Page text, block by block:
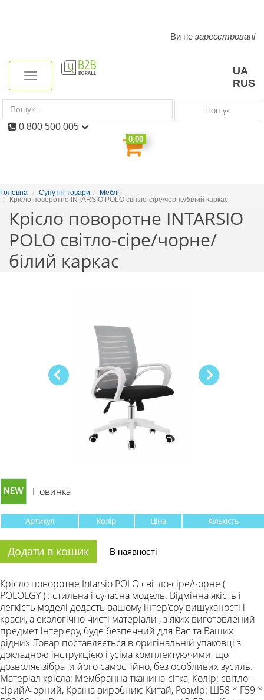
navigation
Toggle
UA
RUS
Пошук
0,00
Ви не зареєстровані
0 800 500 005
Головна Супутні товари
Меблі
Крісло поворотне INTARSIO POLO світло-сіре/чорне/білий каркас
Крісло поворотне INTARSIO
POLO світло-сіре/чорне/
білий каркас
Новинка
Артикул Колір Ціна Кількість
Додати в кошик В наявності
Крісло поворотне Intarsio POLO світло-сіре/чорне (
POLOLGY ) : стильна і сучасна модель. Відмінна якість і
легкість моделі додасть вашому інтер'єру вишуканості і
краси, а екологічно чисті матеріали , з яких виготовлений
предмет інтер'єру, буде безпечний для Вас та Ваших
рідних .Товар поставляється в оригінальній упаковці з
докладною інструкцією і усіма комплектуючими, що
дозволяє зібрати його самостійно, без особливих зусиль.
Матеріал крісла: Мембранна тканина-сітка, Колір: світло-
сірий/чорний, Країна виробник: Китай, Розмір: Ш58 * Г59 *